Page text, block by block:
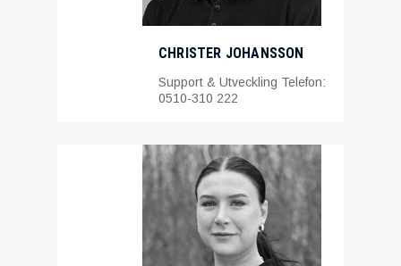
CHRISTER JOHANSSON
Support & Utveckling Telefon:
0510-310 222